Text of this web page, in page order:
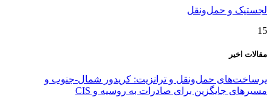
لجستیک و حمل‌ونقل
15
مقالات اخیر
یرساخت‌های حمل‌ونقل و ترانزیت: کریدور شمال-جنوب و
مسیرهای جایگزین برای صادرات به روسیه و CIS